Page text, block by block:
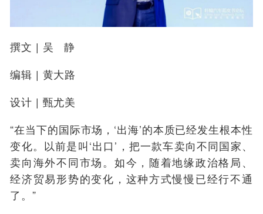
撰文 | 吴 静
编辑 | 黄大路
设计 | 甄尤美
“在当下的国际市场，‘出海’的本质已经发生根本性
变化。以前是叫‘出口’，把一款车卖向不同国家、
卖向海外不同市场。如今，随着地缘政治格局、
经济贸易形势的变化，这种方式慢慢已经行不通
了。”